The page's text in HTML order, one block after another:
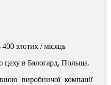
злотих / місяць
цеху в Бялогард, Польща.
виробничої компанії